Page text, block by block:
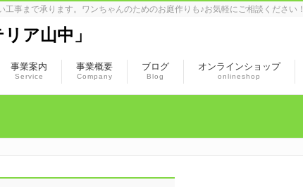
事まで承ります。ワンちゃんのためのお庭作りも♪お気軽にご相談ください！
ア山中」
事業案内
Service
事業概要
Company
ブログ
Blog
オンラインショップ
onlineshop